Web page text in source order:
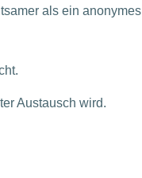
als ein anonymes
Austausch wird.